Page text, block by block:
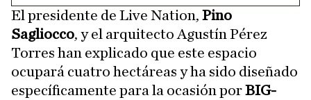
El presidente de Live Nation, Pino
Sagliocco, y el arquitecto Agustín Pérez
Torres han explicado que este espacio
ocupará cuatro hectáreas y ha sido diseñado
específicamente para la ocasión porBIG-